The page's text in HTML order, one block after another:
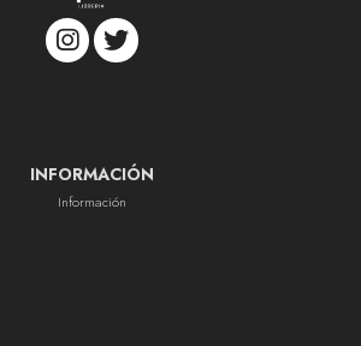
INFORMACIÓN
Información